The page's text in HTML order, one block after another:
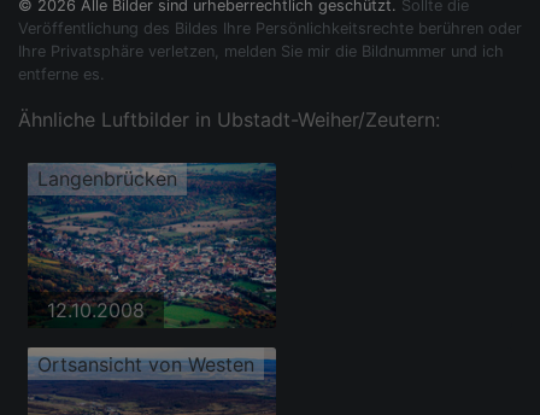
© 2026 Alle Bilder sind urheberrechtlich geschützt. Sollte die
Veröffentlichung des Bildes Ihre Persönlichkeitsrechte berühren oder
Ihre Privatsphäre verletzen, melden Sie mir die Bildnummer und ich
entferne es.
Ähnliche Luftbilder in Ubstadt-Weiher/Zeutern:
Langenbrücken
12.10.2008
Ortsansicht von Westen